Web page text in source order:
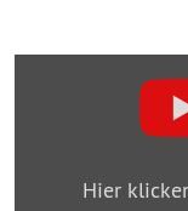
Schellhammer
Hier